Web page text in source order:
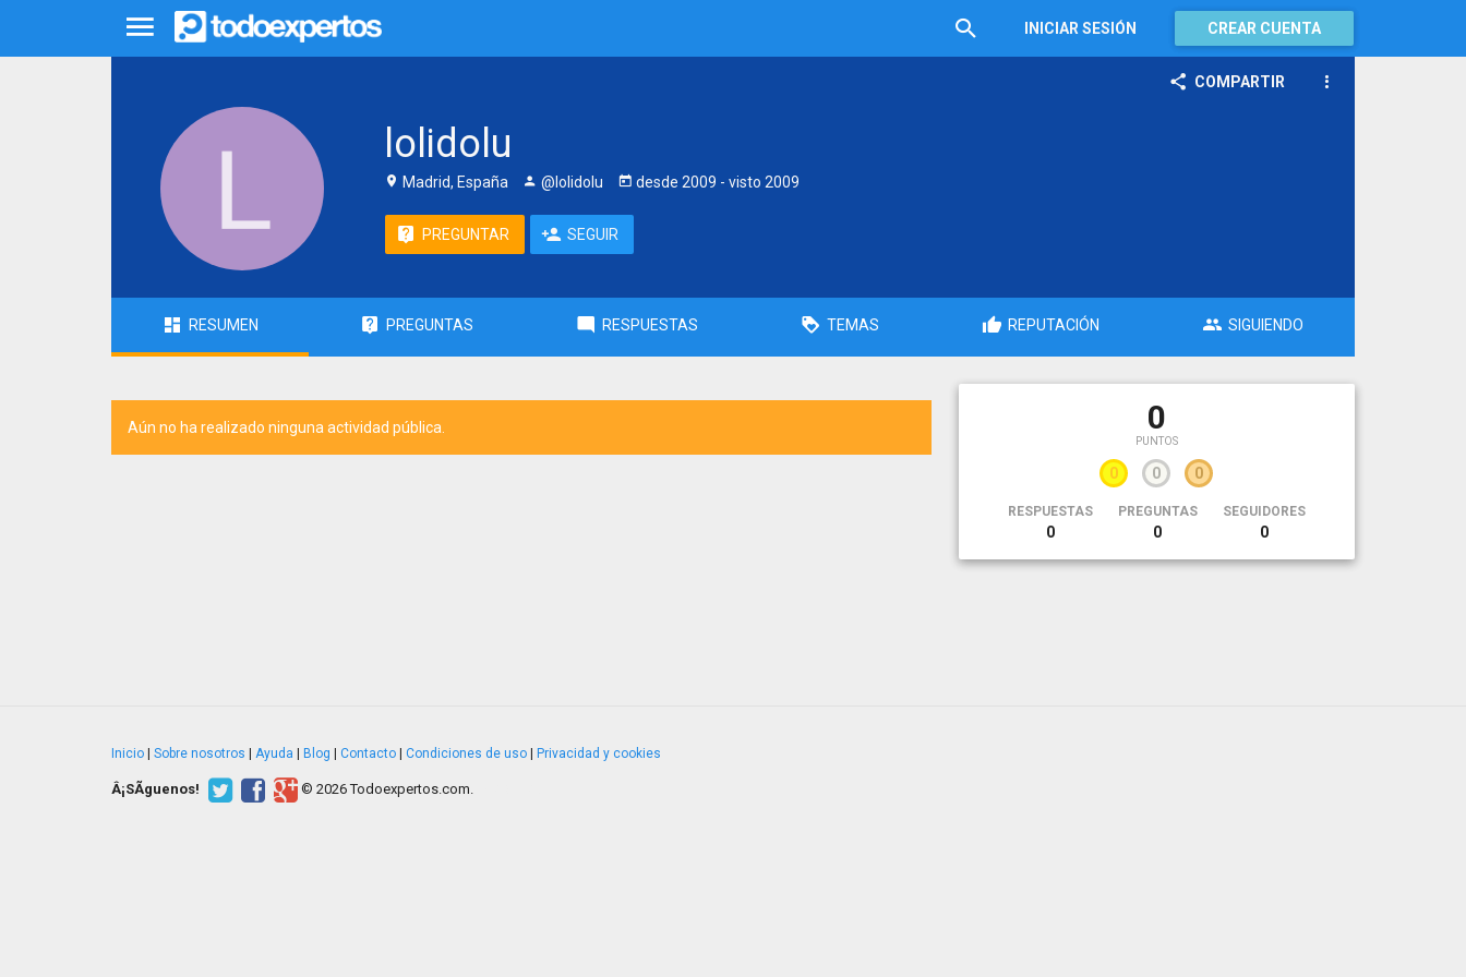
INICIAR SESIÓN CREAR CUENTA
COMPARTIR
lolidolu
Madrid, España @lolidolu desde 2009 - visto 2009
PREGUNTAR SEGUIR
RESUMEN PREGUNTAS RESPUESTAS TEMAS REPUTACIÓN SIGUIENDO
Aún no ha realizado ninguna actividad pública. 0
PUNTOS
0 0 0
RESPUESTAS
0
PREGUNTAS
0
SEGUIDORES
0
Inicio Sobre nosotros Ayuda Blog Contacto Condiciones de uso Privacidad y cookies
Â¡SÃ­guenos! © 2026 Todoexpertos.com.